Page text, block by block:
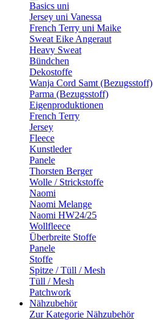
Basics uni
Jersey uni Vanessa
French Terry uni Maike
Sweat Eike Angeraut
Heavy Sweat
Bündchen
Dekostoffe
Wanja Cord Samt (Bezugsstoff)
Parma (Bezugsstoff)
Eigenproduktionen
French Terry
Jersey
Fleece
Kunstleder
Panele
Thorsten Berger
Wolle / Strickstoffe
Naomi
Naomi Melange
Naomi HW24/25
Wollfleece
Überbreite Stoffe
Panele
Stoffe
Spitze / Tüll / Mesh
Tüll / Mesh
Patchwork
Nähzubehör
Zur Kategorie Nähzubehör